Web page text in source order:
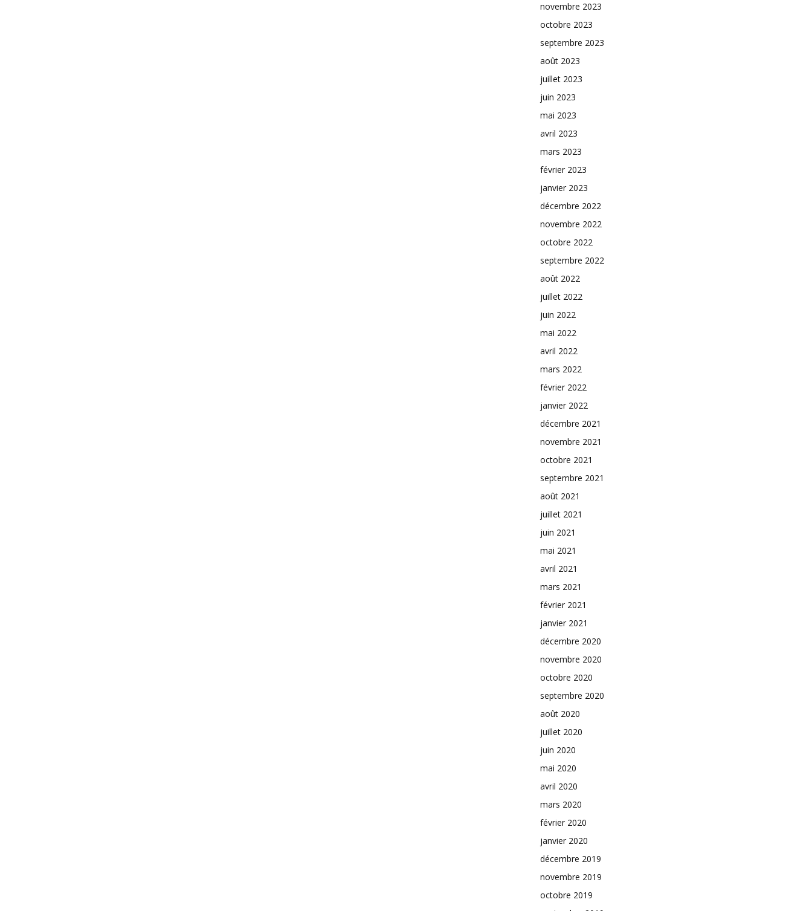
novembre 2023
octobre 2023
septembre 2023
août 2023
juillet 2023
juin 2023
mai 2023
avril 2023
mars 2023
février 2023
janvier 2023
décembre 2022
novembre 2022
octobre 2022
septembre 2022
août 2022
juillet 2022
juin 2022
mai 2022
avril 2022
mars 2022
février 2022
janvier 2022
décembre 2021
novembre 2021
octobre 2021
septembre 2021
août 2021
juillet 2021
juin 2021
mai 2021
avril 2021
mars 2021
février 2021
janvier 2021
décembre 2020
novembre 2020
octobre 2020
septembre 2020
août 2020
juillet 2020
juin 2020
mai 2020
avril 2020
mars 2020
février 2020
janvier 2020
décembre 2019
novembre 2019
octobre 2019